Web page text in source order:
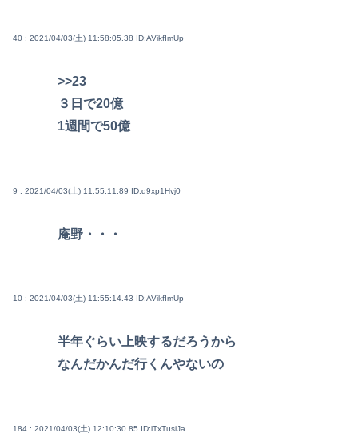
40 : 2021/04/03(土) 11:58:05.38 ID:AVikfImUp
>>23
３日で20億
1週間で50億
9 : 2021/04/03(土) 11:55:11.89 ID:d9xp1Hvj0
庵野・・・
10 : 2021/04/03(土) 11:55:14.43 ID:AVikfImUp
半年ぐらい上映するだろうから
なんだかんだ行くんやないの
184 : 2021/04/03(土) 12:10:30.85 ID:lTxTusiJa